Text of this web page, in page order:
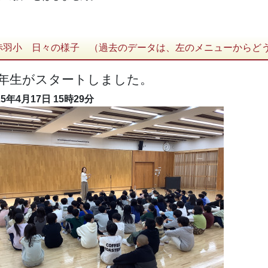
羽小 日々の様子 （過去のデータは、左のメニューからど
生がスタートしました。
年4月17日 15時29分